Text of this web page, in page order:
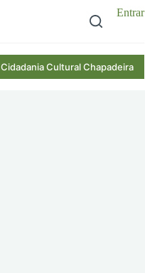
Entrar
Cidadania Cultural Chapadeira